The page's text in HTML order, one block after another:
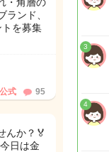
ンド、
を募集
式 95
んか？🏅
日は金
3
4